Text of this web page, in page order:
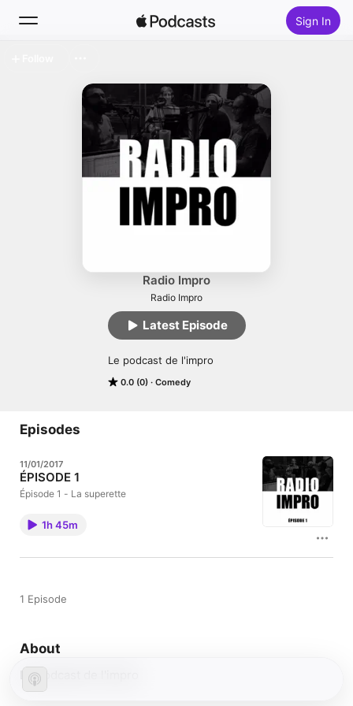
Sign In
Radio Impro
Radio Impro
0.0 (0) Comedy
Le podcast de l'impro
Latest Episode
Episodes
11/01/2017
ÉPISODE 1
Épisode 1 - La superette
1h 45m
1 Episode
About
Le podcast de l'impro